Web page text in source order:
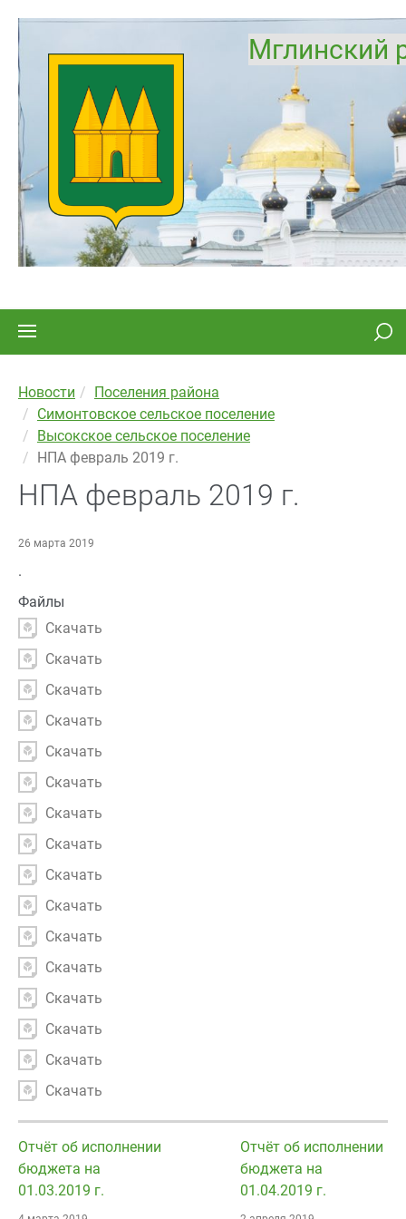
Мглинский
Новости
Поселения района
Симонтовское сельское поселение
Высокское сельское поселение
НПА февраль 2019 г.
НПА февраль 2019 г.
26 марта 2019
.
Файлы
Скачать
Скачать
Скачать
Скачать
Скачать
Скачать
Скачать
Скачать
Скачать
Скачать
Скачать
Скачать
Скачать
Скачать
Скачать
Скачать
Отчёт об исполнении
бюджета на
01.03.2019 г.
Отчёт об исполнении
бюджета на
01.04.2019 г.